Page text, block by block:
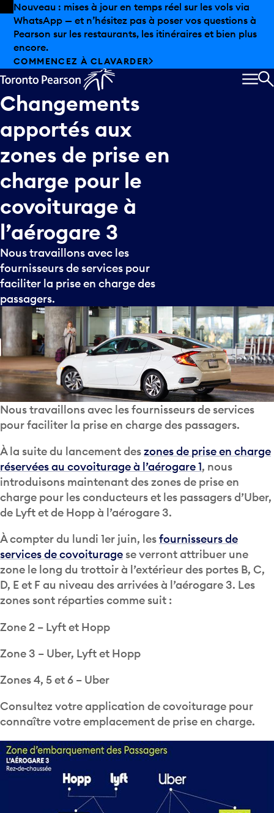
Skip to offers
Passer au contenu principal
Nouveau : mises à jour en temps réel sur les vols via
WhatsApp — et n’hésitez pas à poser vos questions à
Pearson sur les restaurants, les itinéraires et bien plus
encore.
COMMENCEZ À CLAVARDER
Changements
apportés aux
zones de prise en
charge pour le
covoiturage à
l’aérogare 3
Nous travaillons avec les
fournisseurs de services pour
faciliter la prise en charge des
passagers.
Nous travaillons avec les fournisseurs de services
pour faciliter la prise en charge des passagers.
À la suite du lancement deszones de prise en charge
réservées au covoiturage à l’aérogare 1, nous
introduisons maintenant des zones de prise en
charge pour les conducteurs et les passagers d’Uber,
de Lyft et de Hopp à l’aérogare 3.
À compter du lundi 1er juin, lesfournisseurs de
services de covoituragese verront attribuer une
zone le long du trottoir à l’extérieur des portes B, C,
D, E et F au niveau des arrivées à l’aérogare 3. Les
zones sont réparties comme suit :
Zone 2 – Lyft et Hopp
Zone 3 – Uber, Lyft et Hopp
Zones 4, 5 et 6 – Uber
Consultez votre application de covoiturage pour
connaître votre emplacement de prise en charge.